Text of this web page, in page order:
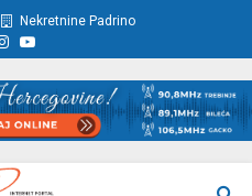
Nekretnine Padrino
Instagram
Youtube